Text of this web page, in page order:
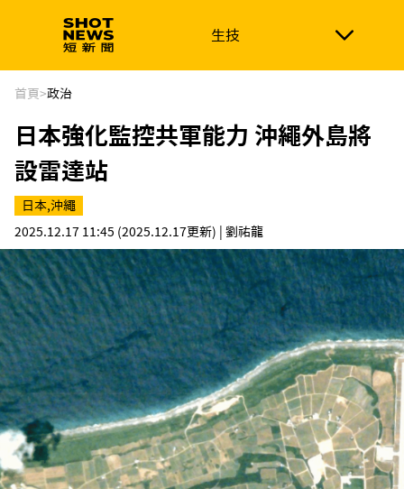
生技
生技 政治
新南向 體育
首頁>政治
日本強化監控共軍能力 沖繩外島將
設雷達站
日本,沖繩
2025.12.17 11:45 (2025.12.17更新) | 劉祐龍